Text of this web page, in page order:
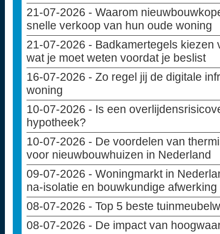
21-07-2026 - Waarom
snelle verkoop van hun oude woning
21-07-2026 - Badkamertegels kiezen
wat je moet weten voordat je beslist
16-07-2026 - Zo regel jij de digitale
woning
10-07-2026 - Is een
hypotheek?
10-07-2026 - De voordelen van
voor nieuwbouwhuizen in Nederland
09-07-2026 - Woningmarkt in
na-isolatie en bouwkundige afwerking
08-07-2026 - Top 5 beste
08-07-2026 - De impact van